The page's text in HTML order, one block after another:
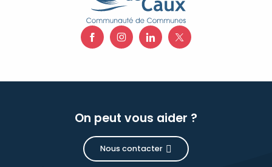
On peut vous aider ?
Nous contacter